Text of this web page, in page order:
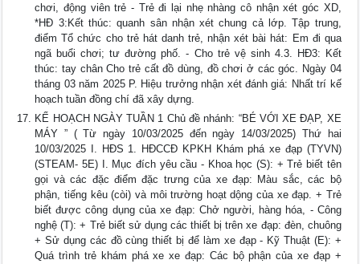
chơi, động viên trẻ - Trẻ đi lại nhẹ nhàng cô nhận xét góc XD,
*HĐ 3:Kết thúc: quanh sân nhận xét chung cả lớp. Tập trung,
điểm Tổ chức cho trẻ hát danh trẻ, nhận xét bài hát: Em đi qua
ngã buổi chơi; tư đường phố. - Cho trẻ vệ sinh 4.3. HĐ3: Kết
thúc: tay chân Cho trẻ cất đồ dùng, đồ chơi ở các góc. Ngày 04
tháng 03 năm 2025 P. Hiệu trưởng nhận xét đánh giá: Nhất trí kế
hoạch tuần đồng chí đã xây dựng.
KẾ HOẠCH NGÀY TUẦN 1 Chủ đề nhánh: “BÉ VỚI XE ĐẠP, XE
MÁY ” ( Từ ngày 10/03/2025 đến ngày 14/03/2025) Thứ hai
10/03/2025 I. HĐS 1. HĐCCĐ KPKH Khám phá xe đạp (TYVN)
(STEAM- 5E) I. Mục đích yêu cầu - Khoa học (S): + Trẻ biết tên
gọi và các đặc điểm đặc trưng của xe đạp: Màu sắc, các bộ
phận, tiếng kêu (còi) và môi trường hoạt dộng của xe đạp. + Trẻ
biết được công dụng của xe đạp: Chở người, hàng hóa, - Công
nghệ (T): + Trẻ biết sử dụng các thiết bị trên xe đạp: đèn, chuông
+ Sử dụng các đồ cùng thiết bị để làm xe đạp - Kỹ Thuật (E): +
Quá trình trẻ khám phá xe xe đạp: Các bộ phận của xe đạp +